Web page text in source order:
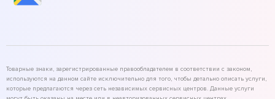
Товарные знаки, зарегистрированные правообладателем в соответствии с законом,
используются на данном сайте исключительно для того, чтобы детально описать услуги,
которые предлагаются через сеть независимых сервисных центров. Данные услуги